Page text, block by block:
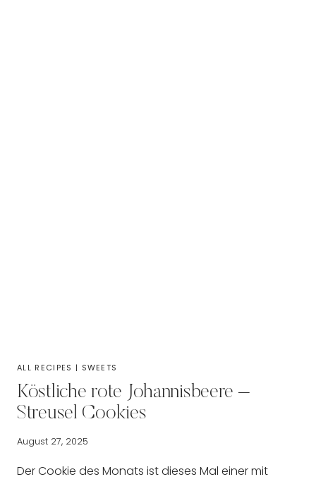
ALL RECIPES | SWEETS
Köstliche rote Johannisbeere –
Streusel Cookies
August 27, 2025
Der Cookie des Monats ist dieses Mal einer mit